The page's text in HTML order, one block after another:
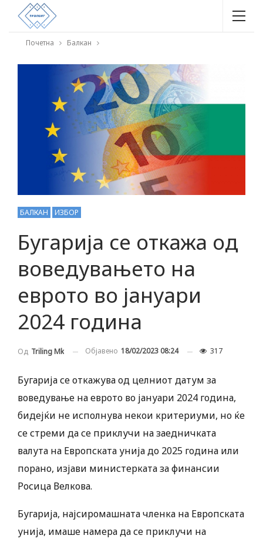
Почетна Балкан
БАЛКАН ИЗБОР
Бугарија се откажа од
воведувањето на
еврото во јануари
2024 година
Од Triling Mk Објавено 18/02/2023 08:24 317
Бугарија се откажува од целниот датум за
воведување на еврото во јануари 2024 година,
бидејќи не исполнува некои критериуми, но ќе
се стреми да се приклучи на заедничката
валута на Европската унија до 2025 година или
порано, изјави министерката за финансии
Росица Велкова.
Бугарија, најсиромашната членка на Европската
унија, имаше намера да се приклучи на